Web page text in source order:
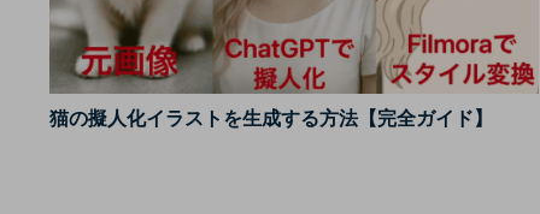
猫の擬人化イラストを生成する方法【完全ガイド】